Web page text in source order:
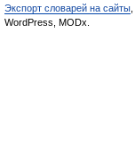
Экспорт словарей на сайты
WordPress, MODx.